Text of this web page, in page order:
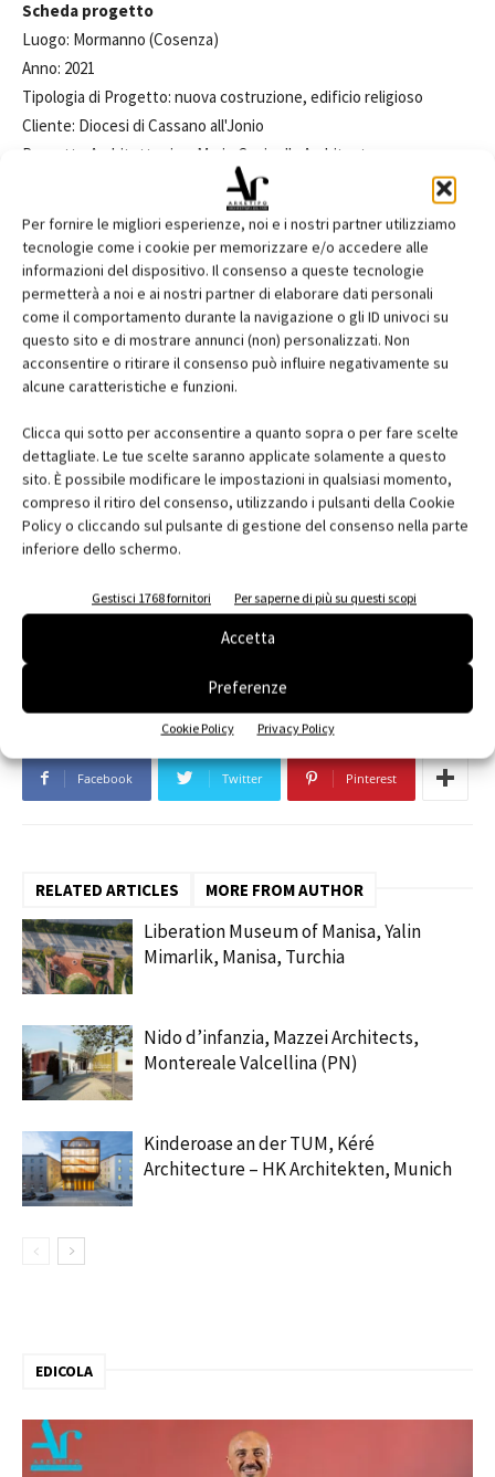
Per fornire le migliori esperienze, noi e i nostri partner utilizziamo
tecnologie come i cookie per memorizzare e/o accedere alle
informazioni del dispositivo. Il consenso a queste tecnologie
permetterà a noi e ai nostri partner di elaborare dati personali
come il comportamento durante la navigazione o gli ID univoci su
questo sito e di mostrare annunci (non) personalizzati. Non
acconsentire o ritirare il consenso può influire negativamente su
alcune caratteristiche e funzioni.
Clicca qui sotto per acconsentire a quanto sopra o per fare scelte
dettagliate. Le tue scelte saranno applicate solamente a questo
sito. È possibile modificare le impostazioni in qualsiasi momento,
compreso il ritiro del consenso, utilizzando i pulsanti della Cookie
Policy o cliccando sul pulsante di gestione del consenso nella parte
inferiore dello schermo.
Gestisci 1768 fornitori Per saperne di più su questi scopi
Accetta
Preferenze
Cookie Policy Privacy Policy
Scheda progetto
Luogo: Mormanno (Cosenza)
Anno: 2021
Tipologia di Progetto: nuova costruzione, edificio religioso
Cliente: Diocesi di Cassano all'Jonio
Progetto Architettonico: Mario Cucinella Architects
Team: Mario Cucinella, Luca Sandri (responsabile di progetto),
Emanuele Dionigi, Enrico Pintabona, Michele Roveri. Concorso:
Alberto Bruno, Alberto Casarotto
Artista: Giuseppe Maraniello
Liturgista: Don Amilcare Zuffi
Visual: Mario Cucinella Architects; Engram
Progetto Strutturale: Milan Ingegneria
Progetto Impiantistico: ing. Paolo Scuderi, ing. Riccardo Giannoni
RUP: geom. Raffaele Boise
Velario: GiPlanet
Area Netta: 950 mq
Impresa costruttrice: Generali Costruzioni
Chiesa di Santa Maria Goretti
facciata
Facebook Twitter Pinterest
RELATED ARTICLES MORE FROM AUTHOR
Liberation Museum of Manisa, Yalin
Mimarlik, Manisa, Turchia
Nido d’infanzia, Mazzei Architects,
Montereale Valcellina (PN)
Kinderoase an der TUM, Kéré
Architecture – HK Architekten, Munich
EDICOLA